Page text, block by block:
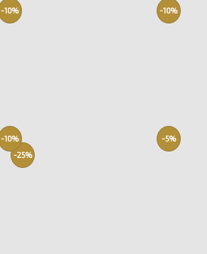
-10% -10%
-10%
-25%
-5%